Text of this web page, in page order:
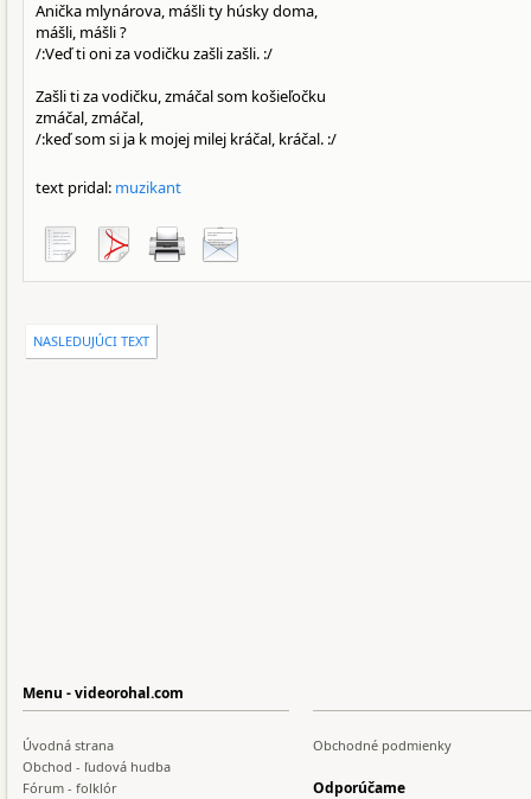
Anička mlynárova, mášli ty húsky doma,
mášli, mášli ?
/:Veď ti oni za vodičku zašli zašli. :/
Zašli ti za vodičku, zmáčal som košieľočku
zmáčal, zmáčal,
/:keď som si ja k mojej milej kráčal, kráčal. :/
text pridal: muzikant
NASLEDUJÚCI TEXT
Menu - videorohal.com
Úvodná strana
Obchod - ľudová hudba
Fórum - folklór
Obchodné podmienky
Odporúčame